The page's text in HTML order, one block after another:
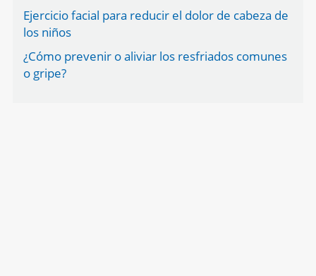
Ejercicio facial para reducir el dolor de cabeza de
los niños
¿Cómo prevenir o aliviar los resfriados comunes
o gripe?